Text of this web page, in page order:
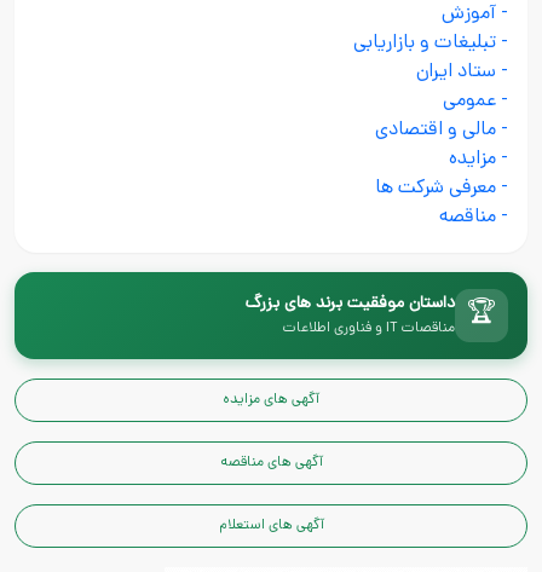
- آموزش
- تبلیغات و بازاریابی
- ستاد ایران
- عمومی
- مالی و اقتصادی
- مزایده
- معرفی شرکت ها
- مناقصه
🏆 داستان موفقیت برند های بزرگ
مناقصات IT و فناوری اطلاعات
آگهی های مزایده
آگهی های مناقصه
آگهی های استعلام